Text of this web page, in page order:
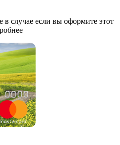
случае если вы оформите этот